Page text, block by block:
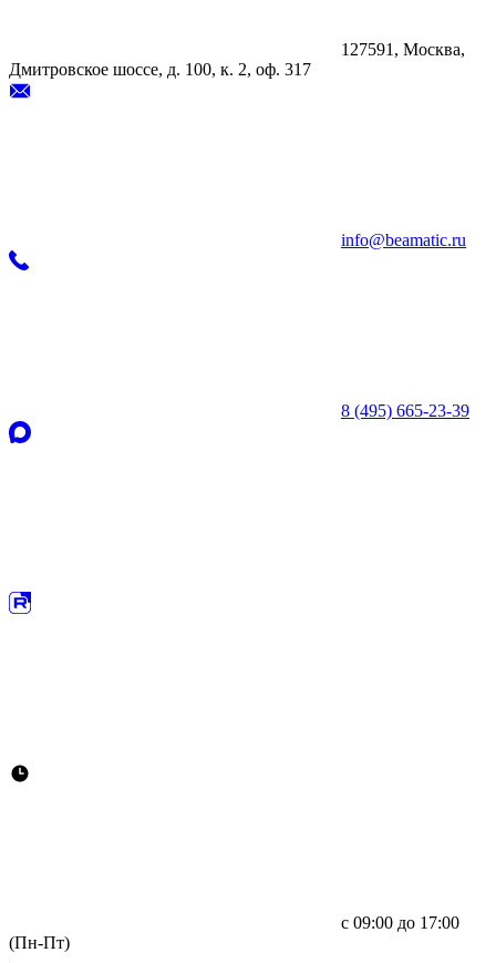
127591, Москва,
Дмитровское шоссе, д. 100, к. 2, оф. 317
info@beamatic.ru
8 (495) 665-23-39
с 09:00 до 17:00
(Пн-Пт)